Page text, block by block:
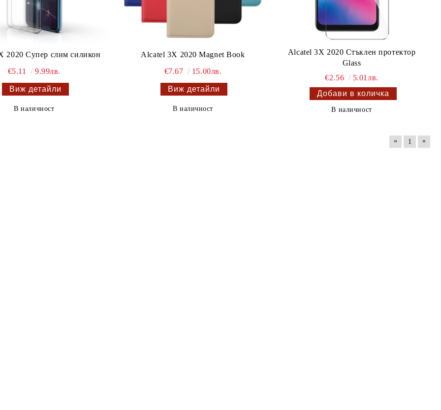
2020 Супер слим силикон
€5.11 9.99лв.
Виж детайли
В наличност
Alcatel 3X 2020 Magnet Book
€7.67 15.00лв.
Виж детайли
В наличност
Alcatel 3X 2020 Стъклен протектор
Glass
€2.56
5.01лв.
В наличност
« 1 »